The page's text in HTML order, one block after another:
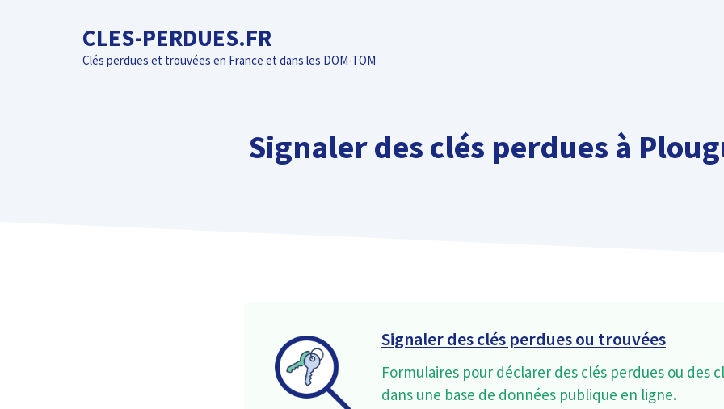
CLES-PERDUES.FR
Clés perdues et trouvées en France et dans les DOM-TOM
Signaler des clés perdues à
Signaler des clés perdues ou trouvées
Formulaires pour déclarer des clés perdues ou des
dans une base de données publique en ligne.